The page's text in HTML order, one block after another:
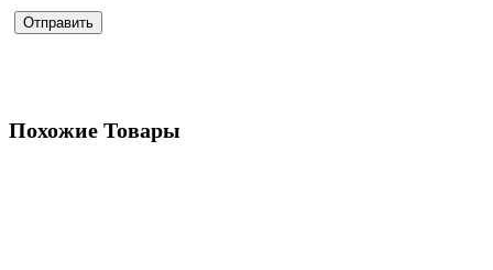
Похожие Товары